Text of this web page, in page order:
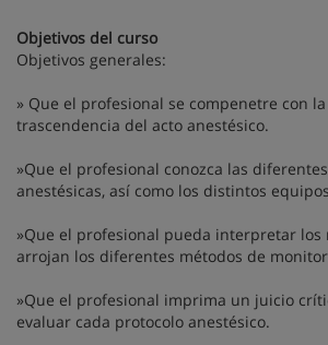
Objetivos del curso
Objetivos generales:
» Que el profesional se compenetre con
trascendencia del acto anestésico.
»Que el profesional conozca las
anestésicas, así como los distintos
»Que el profesional pueda interpretar los
arrojan los diferentes métodos de
»Que el profesional imprima un juicio
evaluar cada protocolo anestésico.